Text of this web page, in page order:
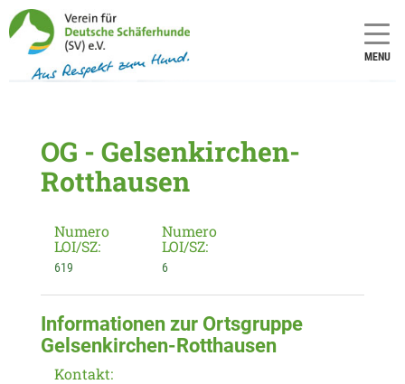
MENU
OG - Gelsenkirchen-
Rotthausen
Numero
LOI/SZ:
619
Numero
LOI/SZ:
6
Informationen zur Ortsgruppe
Gelsenkirchen-Rotthausen
Kontakt: